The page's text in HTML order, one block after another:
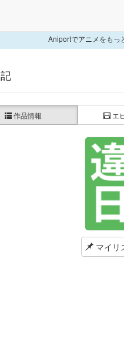
Aniportでアニメをもっ
作品情報 エ
マイリ